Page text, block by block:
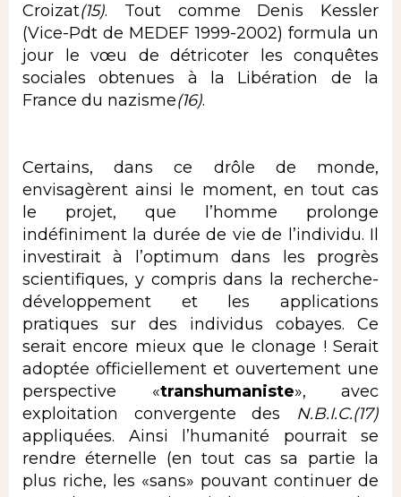
Croizat(15). Tout comme Denis Kessler
(Vice-Pdt de MEDEF 1999-2002) formula un
jour le vœu de détricoter les conquêtes
sociales obtenues à la Libération de la
France du nazisme(16).
Certains, dans ce drôle de monde,
envisagèrent ainsi le moment, en tout cas
le projet, que l’homme prolonge
indéfiniment la durée de vie de l’individu. Il
investirait à l’optimum dans les progrès
scientifiques, y compris dans la recherche-
développement et les applications
pratiques sur des individus cobayes. Ce
serait encore mieux que le clonage ! Serait
adoptée officiellement et ouvertement une
perspective «transhumaniste», avec
exploitation convergente des N.B.I.C.(17)
appliquées. Ainsi l’humanité pourrait se
rendre éternelle (en tout cas sa partie la
plus riche, les «sans» pouvant continuer de